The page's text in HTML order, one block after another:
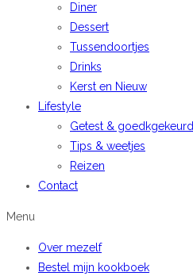
Diner
Dessert
Tussendoortjes
Drinks
Kerst en Nieuw
Lifestyle
Getest & goedkgekeurd
Tips & weetjes
Reizen
Contact
Menu
Over mezelf
Bestel mijn kookboek